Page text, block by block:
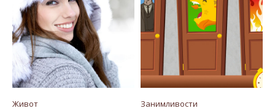
Живот Занимливости